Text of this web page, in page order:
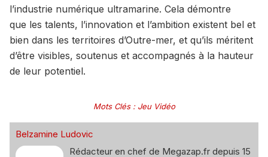
l’industrie numérique ultramarine. Cela démontre
que les talents, l’innovation et l’ambition existent bel et
bien dans les territoires d’Outre-mer, et qu’ils méritent
d’être visibles, soutenus et accompagnés à la hauteur
de leur potentiel.
Mots Clés: Jeu Vidéo
Belzamine Ludovic
Rédacteur en chef de Megazap.fr depuis 15